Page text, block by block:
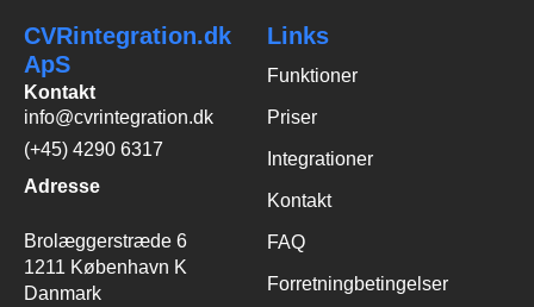
CVRintegration.dk
ApS
Kontakt
info@cvrintegration.dk
(+45) 4290 6317
Adresse
Brolæggerstræde 6
1211 København K
Danmark
Links
Funktioner
Priser
Integrationer
Kontakt
FAQ
Forretningbetingelser